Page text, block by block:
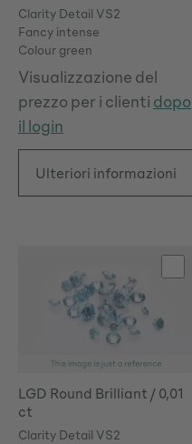
Clarity Detail VS2
Fancy intense
Colour green
Visualizzazione del
prezzo per i clienti dopo
il login
Ulteriori informazioni
LGD Round Brilliant / 0,01
ct
Clarity Detail VS2